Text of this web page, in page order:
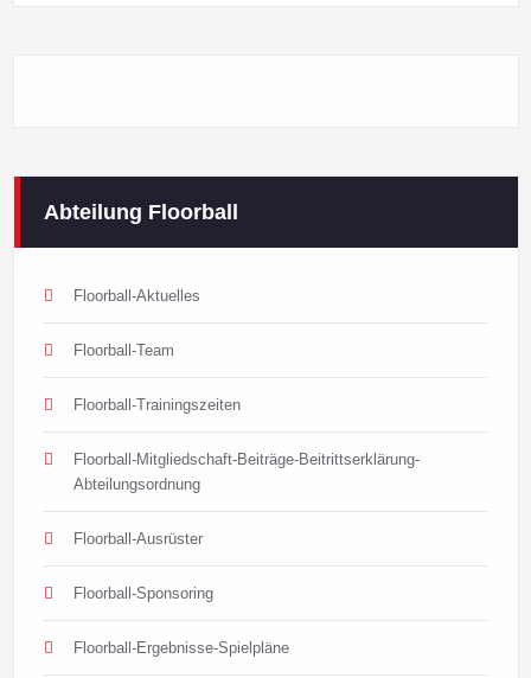
Abteilung Floorball
Floorball-Aktuelles
Floorball-Team
Floorball-Trainingszeiten
Floorball-Mitgliedschaft-Beiträge-Beitrittserklärung-
Abteilungsordnung
Floorball-Ausrüster
Floorball-Sponsoring
Floorball-Ergebnisse-Spielpläne